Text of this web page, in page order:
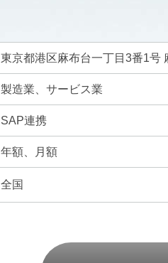
東京都港区麻布台一丁目3番1号
製造業、サービス業
SAP連携
年額、月額
全国